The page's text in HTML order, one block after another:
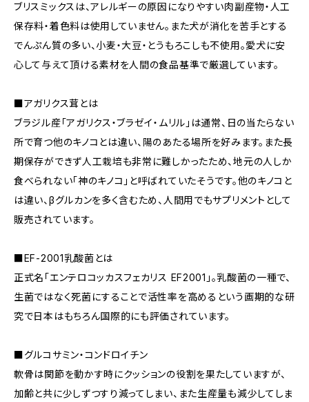
ブリスミックスは、アレルギーの原因になりやすい肉副産物・人工
保存料・着色料は使用していません。また犬が消化を苦手とする
でんぷん質の多い、小麦・大豆・とうもろこしも不使用。愛犬に安
心して与えて頂ける素材を人間の食品基準で厳選しています。
■アガリクス茸とは
ブラジル産「アガリクス・ブラゼイ・ムリル」は通常、日の当たらない
所で育つ他のキノコとは違い、陽のあたる場所を好みます。また長
期保存ができず人工栽培も非常に難しかったため、地元の人しか
食べられない「神のキノコ」と呼ばれていたそうです。他のキノコと
は違い、βグルカンを多く含むため、人間用でもサプリメントとして
販売されています。
■EF-2001乳酸菌とは
正式名「エンテロコッカスフェカリス EF2001」。乳酸菌の一種で、
生菌ではなく死菌にすることで活性率を高めるという画期的な研
究で日本はもちろん国際的にも評価されています。
■グルコサミン・コンドロイチン
軟骨は関節を動かす時にクッションの役割を果たしていますが、
加齢と共に少しずつすり減ってしまい、また生産量も減少してしま